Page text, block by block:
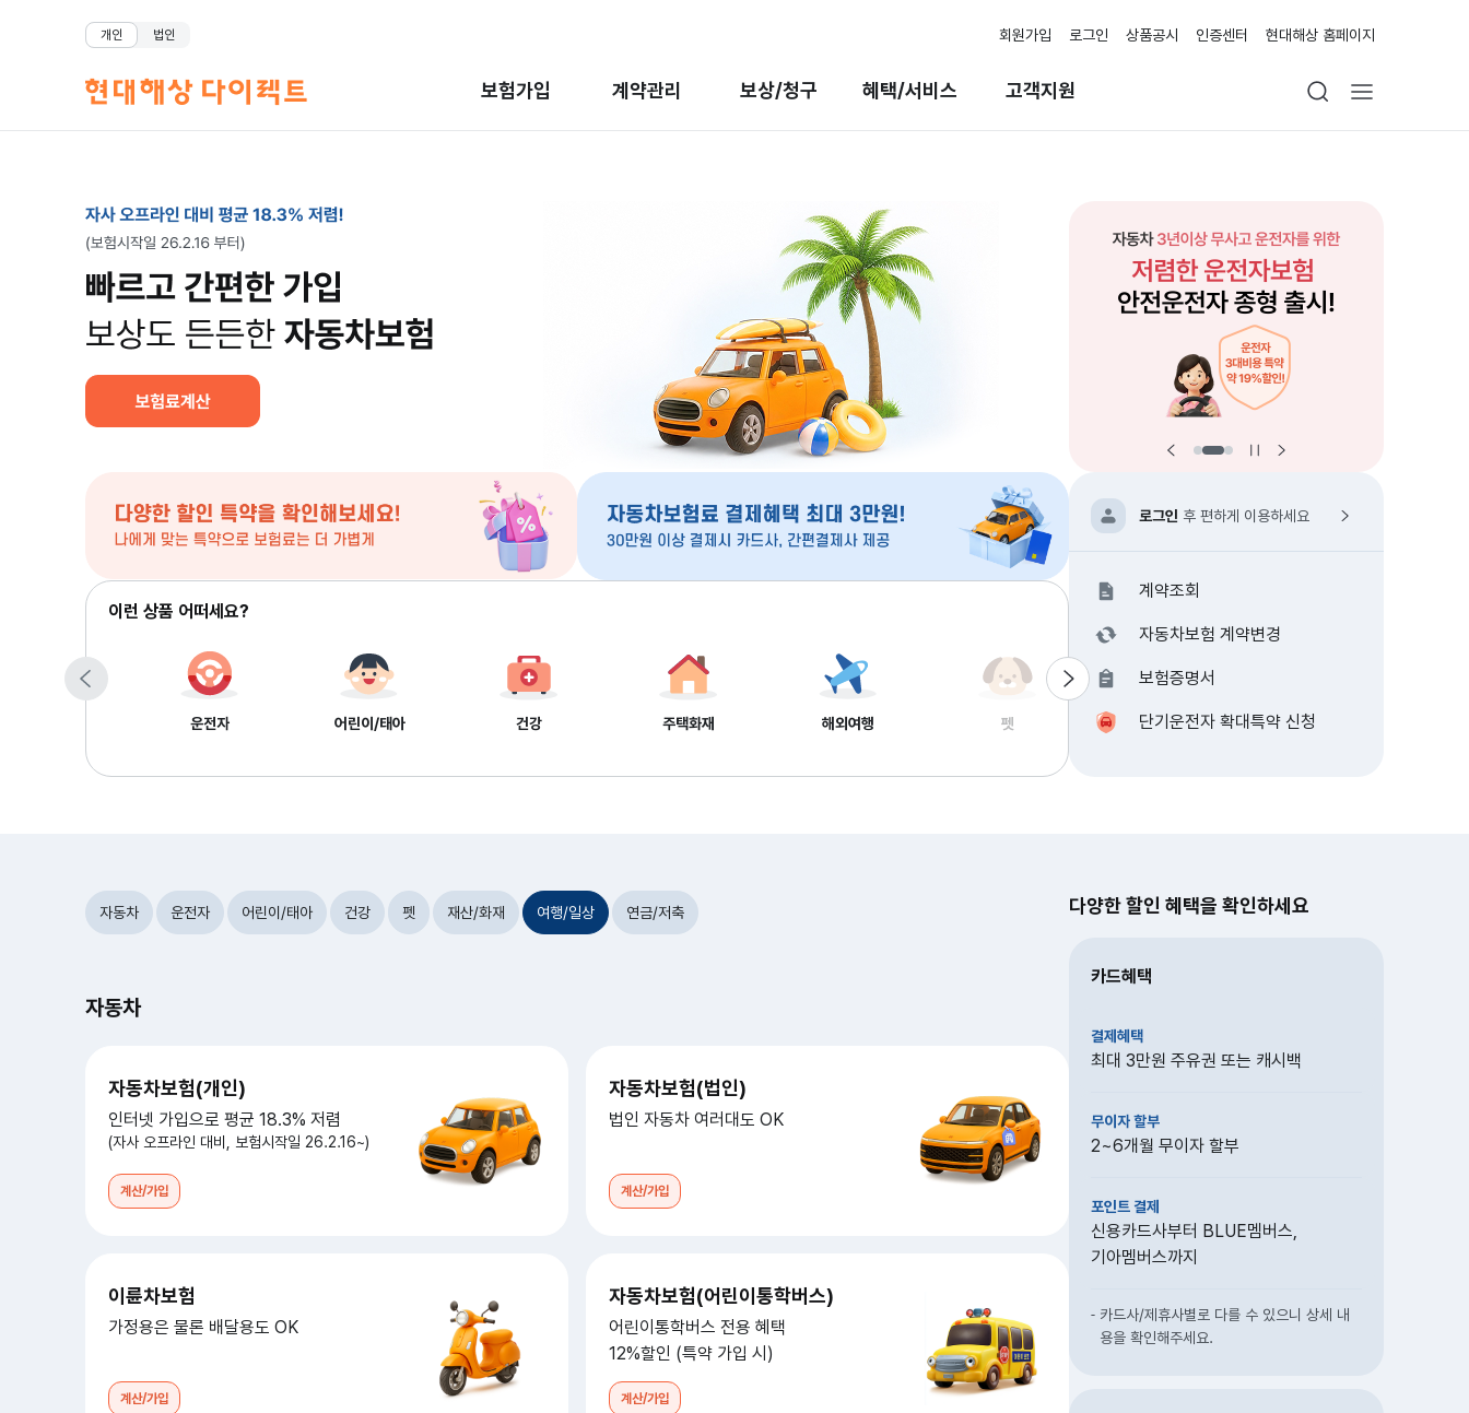
개인 법인 회원가입 로그인 상품공시 인증센터 현대해상 홈페이지
보험가입 계약관리 보상/청구 혜택/서비스 고객지원
이런 상품 어떠세요?
운전자 어린이/태아 건강 주택화재 해외여행 펫
로그인 후 편하게 이용하세요
계약조회
자동차보험 계약변경
보험증명서
단기운전자 확대특약 신청
자동차 운전자 어린이/태아 건강 펫 재산/화재 여행/일상 연금/저축
자동차
자동차보험(개인)
인터넷 가입으로 평균 18.3% 저렴
(자사 오프라인 대비, 보험시작일 26.2.16~)
계산/가입
자동차보험(법인)
법인 자동차 여러대도 OK
계산/가입
이륜차보험
가정용은 물론 배달용도 OK
계산/가입
자동차보험(어린이통학버스)
어린이통학버스 전용 혜택
12%할인 (특약 가입 시)
계산/가입
다양한 할인 혜택을 확인하세요
카드혜택
결제혜택
최대 3만원 주유권 또는 캐시백
무이자 할부
2~6개월 무이자 할부
포인트 결제
신용카드사부터 BLUE멤버스,
기아멤버스까지
카드사/제휴사별로 다를 수 있으니 상세 내
용을 확인해주세요.